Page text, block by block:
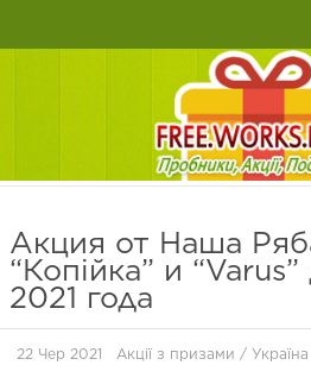
Акция от Наша
“Копійка” и
2021 года
22 Чер 2021 Акції з призами / Україна